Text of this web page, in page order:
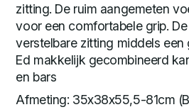
zitting. De ruim aangemeten
voor een comfortabele grip.
verstelbare zitting middels
Ed makkelijk gecombineerd
en bars
Afmeting: 35x38x55,5-81cm